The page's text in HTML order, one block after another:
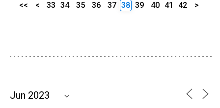
<< < 33 34 35 36 37 38 39 40 41 42 >